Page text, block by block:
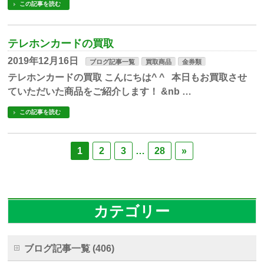
この記事を読む
テレホンカードの買取
2019年12月16日 ブログ記事一覧 買取商品 金券類
テレホンカードの買取 こんにちは^ ^ 本日もお買取させ
ていただいた商品をご紹介します！ &nb …
この記事を読む
1 2 3 … 28 »
カテゴリー
ブログ記事一覧 (406)